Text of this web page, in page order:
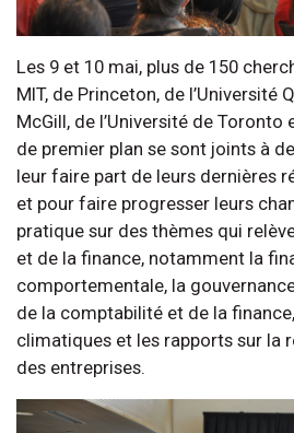
Les 9 et 10 mai, plus de 150
MIT, de Princeton, de l’Université
McGill, de l’Université de Toronto
de premier plan se sont joints à
leur faire part de leurs dernières
et pour faire progresser leurs
pratique sur des thèmes qui
et de la finance, notamment la
comportementale, la
de la comptabilité et de la
climatiques et les rapports sur la
des entreprises.